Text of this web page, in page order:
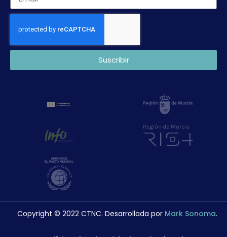
Suscribir
Copyright © 2022 CTNC. Desarrollada por Mark Sonoma.